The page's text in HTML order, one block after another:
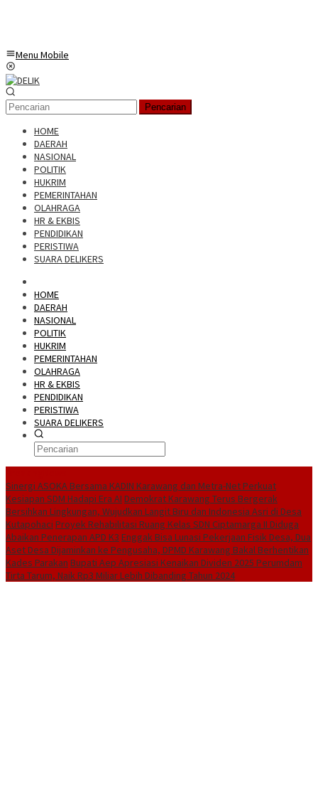
Menu Mobile
Pencarian
HOME
DAERAH
NASIONAL
POLITIK
HUKRIM
PEMERINTAHAN
OLAHRAGA
HR & EKBIS
PENDIDIKAN
PERISTIWA
SUARA DELIKERS
HOME
DAERAH
NASIONAL
POLITIK
HUKRIM
PEMERINTAHAN
OLAHRAGA
HR & EKBIS
PENDIDIKAN
PERISTIWA
SUARA DELIKERS
Sinergi ASOKA Bersama KADIN Karawang dan Metra-Net Perkuat
Kesiapan SDM Hadapi Era AI Demokrat Karawang Terus Bergerak
Bersihkan Lingkungan, Wujudkan Langit Biru dan Indonesia Asri di Desa
Kutapohaci Proyek Rehabilitasi Ruang Kelas SDN Ciptamarga II Diduga
Abaikan Penerapan APD K3 Enggak Bisa Lunasi Pekerjaan Fisik Desa, Dua
Aset Desa Dijaminkan ke Pengusaha, DPMD Karawang Bakal Berhentikan
Kades Parakan Bupati Aep Apresiasi Kenaikan Dividen 2025 Perumdam
Tirta Tarum, Naik Rp3 Miliar Lebih Dibanding Tahun 2024